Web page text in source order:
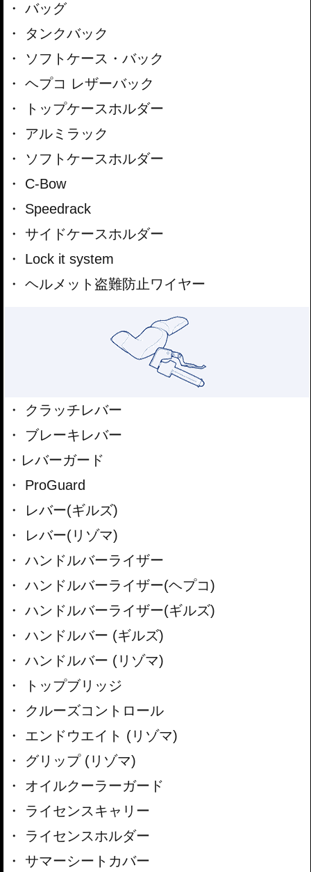
バッグ
タンクバック
ソフトケース・バック
ヘプコ レザーバック
トップケースホルダー
アルミラック
ソフトケースホルダー
C-Bow
Speedrack
サイドケースホルダー
Lock it system
ヘルメット盗難防止ワイヤー
クラッチレバー
ブレーキレバー
レバーガード
ProGuard
レバー(ギルズ)
レバー(リゾマ)
ハンドルバーライザー
ハンドルバーライザー(ヘプコ)
ハンドルバーライザー(ギルズ)
ハンドルバー (ギルズ)
ハンドルバー (リゾマ)
トップブリッジ
クルーズコントロール
エンドウエイト (リゾマ)
グリップ (リゾマ)
オイルクーラーガード
ライセンスキャリー
ライセンスホルダー
サマーシートカバー